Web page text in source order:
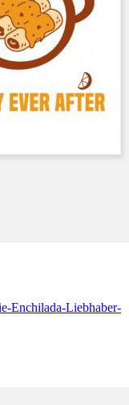
Enchilada-Liebhaber-